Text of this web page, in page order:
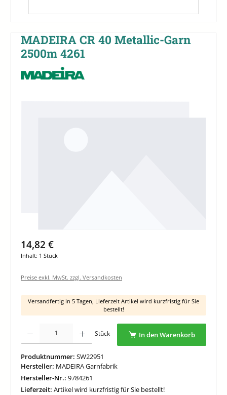
MADEIRA CR 40 Metallic-Garn
2500m 4261
14,82 €
Inhalt: 1 Stück
Preise exkl. MwSt. zzgl. Versandkosten
Versandfertig in 5 Tagen, Lieferzeit Artikel wird kurzfristig für Sie
bestellt!
Produkt Anzahl: Gib den gewünschten Wert ein oder benutze die Schaltflächen um
Stück In den Warenkorb
Produktnummer: SW22951
Hersteller: MADEIRA Garnfabrik
Hersteller-Nr.: 9784261
Lieferzeit: Artikel wird kurzfristig für Sie bestellt!